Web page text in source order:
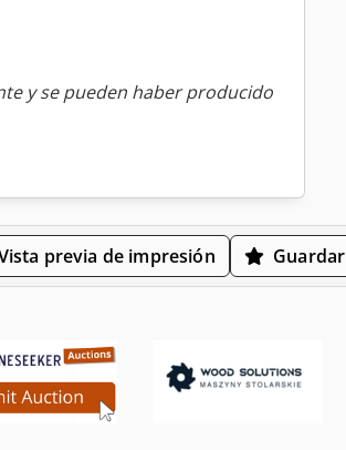
y se pueden haber producido
previa de impresión Guardar